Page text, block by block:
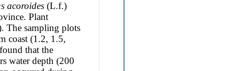
acoroides (L.f.)
Plant
The sampling plots
coast (1.2, 1.5,
that the
water depth (200